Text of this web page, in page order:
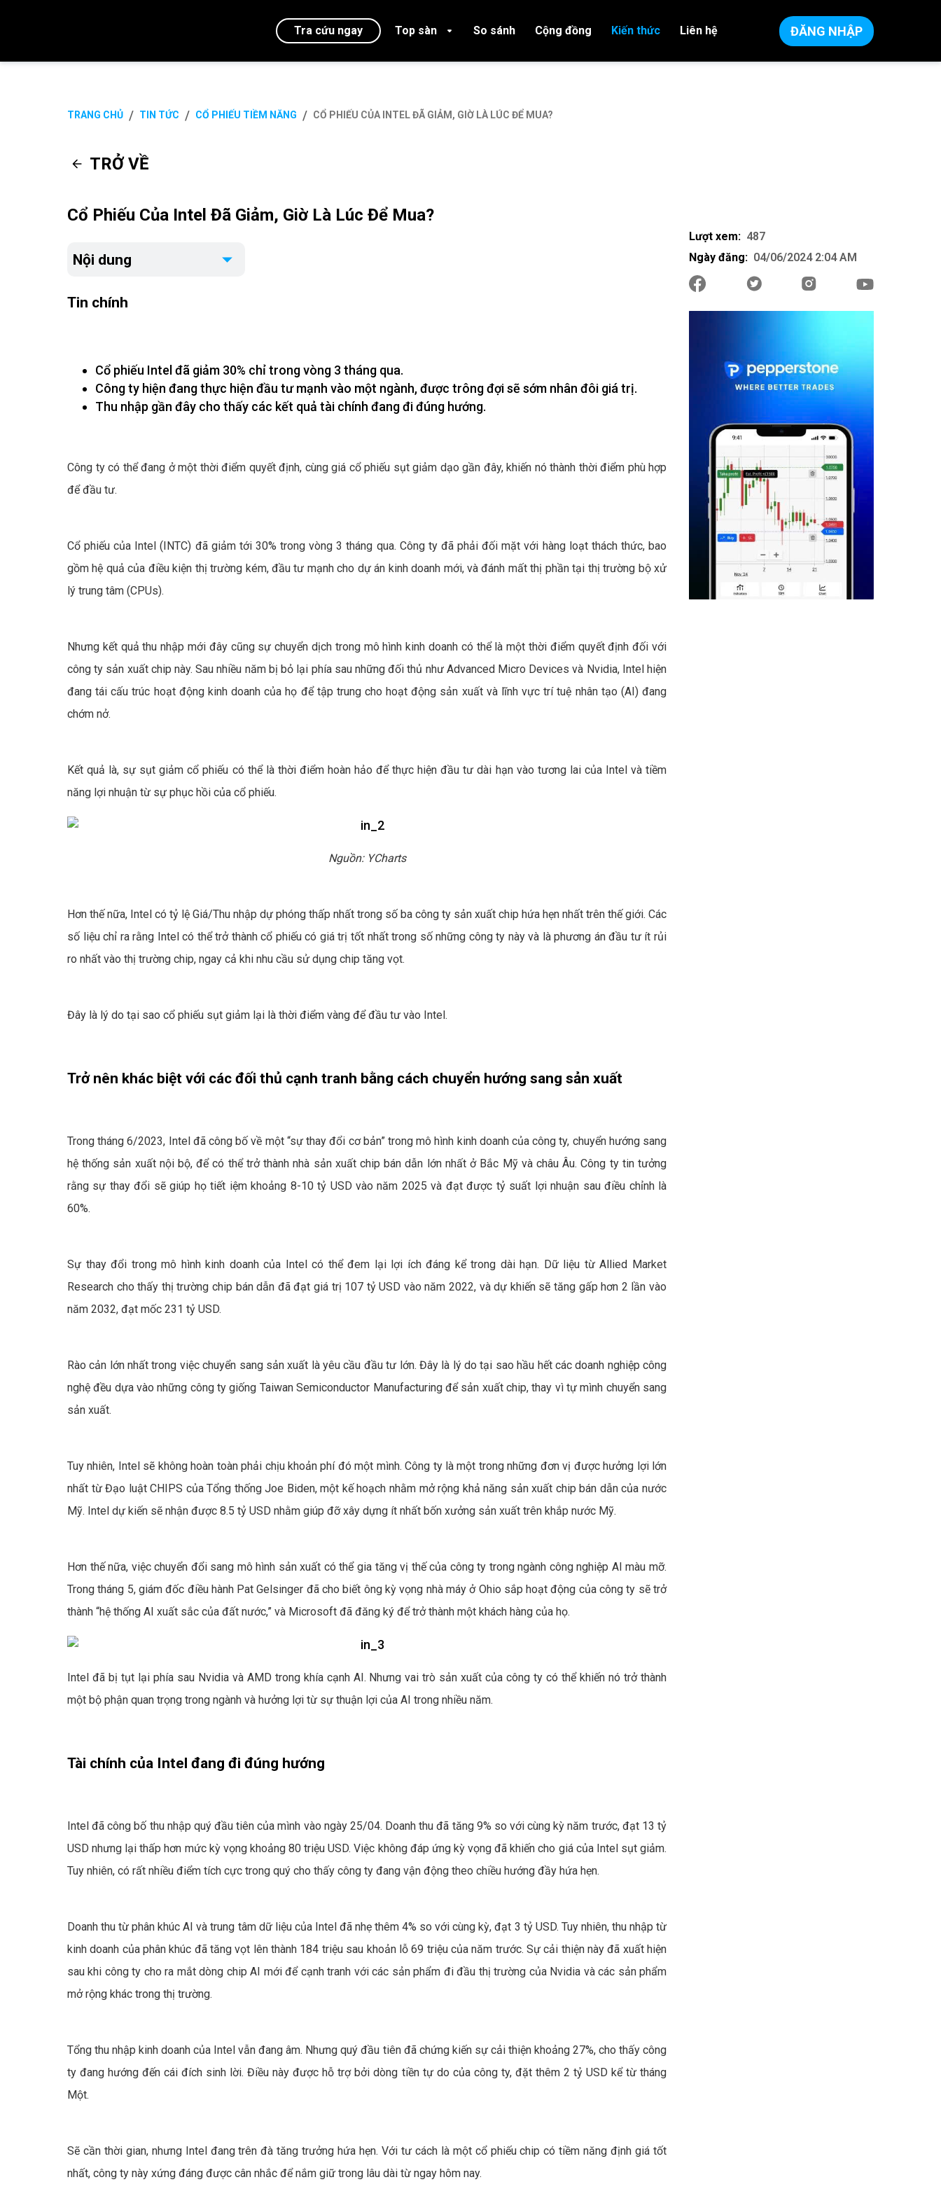
Tra cứu ngay Top sàn So sánh Cộng đồng Kiến thức Liên hệ ĐĂNG NHẬP
TRANG CHỦ / TIN TỨC / CỔ PHIẾU TIỀM NĂNG / CỔ PHIẾU CỦA INTEL ĐÃ GIẢM, GIỜ LÀ LÚC ĐỂ MUA?
TRỞ VỀ
Cổ Phiếu Của Intel Đã Giảm, Giờ Là Lúc Để Mua?
Nội dung
Tin chính
Cổ phiếu Intel đã giảm 30% chỉ trong vòng 3 tháng qua.
Công ty hiện đang thực hiện đầu tư mạnh vào một ngành, được trông đợi sẽ sớm nhân đôi giá trị.
Thu nhập gần đây cho thấy các kết quả tài chính đang đi đúng hướng.
Công ty có thể đang ở một thời điểm quyết định, cùng giá cổ phiếu sụt giảm dạo gần đây, khiến nó thành thời điểm phù hợp
để đầu tư.
Cổ phiếu của Intel (INTC) đã giảm tới 30% trong vòng 3 tháng qua. Công ty đã phải đối mặt với hàng loạt thách thức, bao
gồm hệ quả của điều kiện thị trường kém, đầu tư mạnh cho dự án kinh doanh mới, và đánh mất thị phần tại thị trường bộ xử
lý trung tâm (CPUs).
Nhưng kết quả thu nhập mới đây cũng sự chuyển dịch trong mô hình kinh doanh có thể là một thời điểm quyết định đối với
công ty sản xuất chip này. Sau nhiều năm bị bỏ lại phía sau những đối thủ như Advanced Micro Devices và Nvidia, Intel hiện
đang tái cấu trúc hoạt động kinh doanh của họ để tập trung cho hoạt động sản xuất và lĩnh vực trí tuệ nhân tạo (AI) đang
chớm nở.
Kết quả là, sự sụt giảm cổ phiếu có thể là thời điểm hoàn hảo để thực hiện đầu tư dài hạn vào tương lai của Intel và tiềm
năng lợi nhuận từ sự phục hồi của cổ phiếu.
Nguồn: YCharts
Hơn thế nữa, Intel có tỷ lệ Giá/Thu nhập dự phóng thấp nhất trong số ba công ty sản xuất chip hứa hẹn nhất trên thế giới. Các
số liệu chỉ ra rằng Intel có thể trở thành cổ phiếu có giá trị tốt nhất trong số những công ty này và là phương án đầu tư ít rủi
ro nhất vào thị trường chip, ngay cả khi nhu cầu sử dụng chip tăng vọt.
Đây là lý do tại sao cổ phiếu sụt giảm lại là thời điểm vàng để đầu tư vào Intel.
Trở nên khác biệt với các đối thủ cạnh tranh bằng cách chuyển hướng sang sản xuất
Trong tháng 6/2023, Intel đã công bố về một “sự thay đổi cơ bản” trong mô hình kinh doanh của công ty, chuyển hướng sang
hệ thống sản xuất nội bộ, để có thể trở thành nhà sản xuất chip bán dẫn lớn nhất ở Bắc Mỹ và châu Âu. Công ty tin tưởng
rằng sự thay đổi sẽ giúp họ tiết iệm khoảng 8-10 tỷ USD vào năm 2025 và đạt được tỷ suất lợi nhuận sau điều chỉnh là
60%.
Sự thay đổi trong mô hình kinh doanh của Intel có thể đem lại lợi ích đáng kể trong dài hạn. Dữ liệu từ Allied Market
Research cho thấy thị trường chip bán dẫn đã đạt giá trị 107 tỷ USD vào năm 2022, và dự khiến sẽ tăng gấp hơn 2 lần vào
năm 2032, đạt mốc 231 tỷ USD.
Rào cản lớn nhất trong việc chuyển sang sản xuất là yêu cầu đầu tư lớn. Đây là lý do tại sao hầu hết các doanh nghiệp công
nghệ đều dựa vào những công ty giống Taiwan Semiconductor Manufacturing để sản xuất chip, thay vì tự mình chuyển sang
sản xuất.
Tuy nhiên, Intel sẽ không hoàn toàn phải chịu khoản phí đó một mình. Công ty là một trong những đơn vị được hưởng lợi lớn
nhất từ Đạo luật CHIPS của Tổng thống Joe Biden, một kế hoạch nhằm mở rộng khả năng sản xuất chip bán dẫn của nước
Mỹ. Intel dự kiến sẽ nhận được 8.5 tỷ USD nhằm giúp đỡ xây dựng ít nhất bốn xưởng sản xuất trên khắp nước Mỹ.
Hơn thế nữa, việc chuyển đổi sang mô hình sản xuất có thể gia tăng vị thế của công ty trong ngành công nghiệp AI màu mỡ.
Trong tháng 5, giám đốc điều hành Pat Gelsinger đã cho biết ông kỳ vọng nhà máy ở Ohio sắp hoạt động của công ty sẽ trở
thành “hệ thống AI xuất sắc của đất nước,” và Microsoft đã đăng ký để trở thành một khách hàng của họ.
Intel đã bị tụt lại phía sau Nvidia và AMD trong khía cạnh AI. Nhưng vai trò sản xuất của công ty có thể khiến nó trở thành
một bộ phận quan trọng trong ngành và hưởng lợi từ sự thuận lợi của AI trong nhiều năm.
Tài chính của Intel đang đi đúng hướng
Intel đã công bố thu nhập quý đầu tiên của mình vào ngày 25/04. Doanh thu đã tăng 9% so với cùng kỳ năm trước, đạt 13 tỷ
USD nhưng lại thấp hơn mức kỳ vọng khoảng 80 triệu USD. Việc không đáp ứng kỳ vọng đã khiến cho giá của Intel sụt giảm.
Tuy nhiên, có rất nhiều điểm tích cực trong quý cho thấy công ty đang vận động theo chiều hướng đầy hứa hẹn.
Doanh thu từ phân khúc AI và trung tâm dữ liệu của Intel đã nhẹ thêm 4% so với cùng kỳ, đạt 3 tỷ USD. Tuy nhiên, thu nhập từ
kinh doanh của phân khúc đã tăng vọt lên thành 184 triệu sau khoản lỗ 69 triệu của năm trước. Sự cải thiện này đã xuất hiện
sau khi công ty cho ra mắt dòng chip AI mới để cạnh tranh với các sản phẩm đi đầu thị trường của Nvidia và các sản phẩm
mở rộng khác trong thị trường.
Tổng thu nhập kinh doanh của Intel vẫn đang âm. Nhưng quý đầu tiên đã chứng kiến sự cải thiện khoảng 27%, cho thấy công
ty đang hướng đến cái đích sinh lời. Điều này được hỗ trợ bởi dòng tiền tự do của công ty, đặt thêm 2 tỷ USD kể từ tháng
Một.
Sẽ cần thời gian, nhưng Intel đang trên đà tăng trưởng hứa hẹn. Với tư cách là một cổ phiếu chip có tiềm năng định giá tốt
nhất, công ty này xứng đáng được cân nhắc để nắm giữ trong lâu dài từ ngay hôm nay.
Lượt xem: 487
Ngày đăng: 04/06/2024 2:04 AM